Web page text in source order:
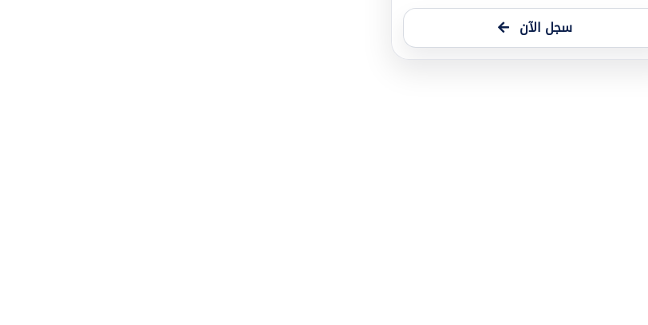
سجل الآن